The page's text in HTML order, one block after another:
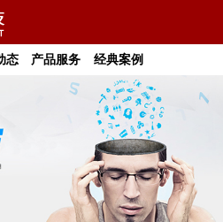
态 产品服务 经典案例